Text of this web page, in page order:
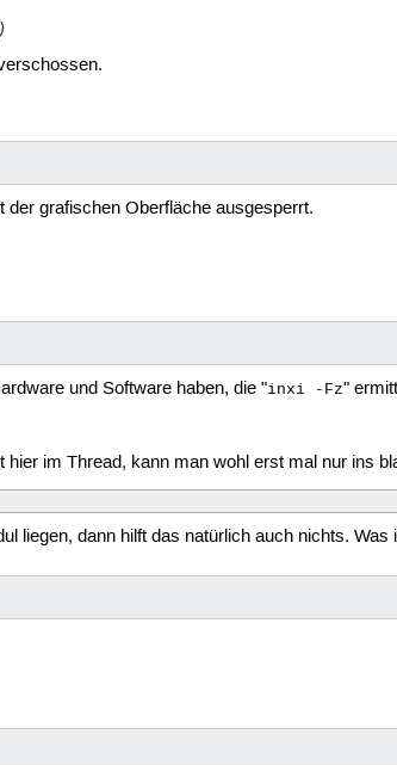
grafischen Oberfläche ausgesperrt.
und Software haben, die "inxi -Fz"
im Thread, kann man wohl erst mal nur ins
liegen, dann hilft das natürlich auch nichts.